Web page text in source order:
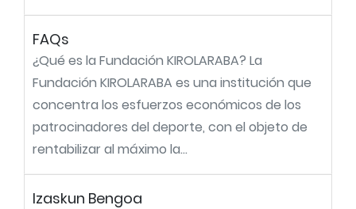
FAQs
¿Qué es la Fundación KIROLARABA? La
Fundación KIROLARABA es una institución que
concentra los esfuerzos económicos de los
patrocinadores del deporte, con el objeto de
rentabilizar al máximo la...
Izaskun Bengoa